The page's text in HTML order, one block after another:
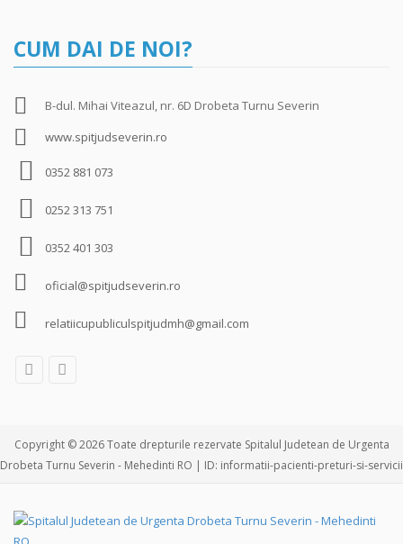
CUM DAI DE NOI?
B-dul. Mihai Viteazul, nr. 6D Drobeta Turnu Severin
www.spitjudseverin.ro
0352 881 073
0252 313 751
0352 401 303
oficial@spitjudseverin.ro
relatiicupubliculspitjudmh@gmail.com
Copyright © 2026 Toate drepturile rezervate Spitalul Judetean de Urgenta
Drobeta Turnu Severin - Mehedinti RO | ID: informatii-pacienti-preturi-si-servicii